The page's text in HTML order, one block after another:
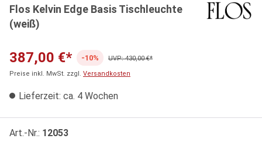
Flos Kelvin Edge Basis Tischleuchte
(weiß)
387,00 €* -10%
UVP: 430,00 €*
Preise inkl. MwSt. zzgl. Versandkosten
Lieferzeit: ca. 4 Wochen
Art.-Nr.: 12053